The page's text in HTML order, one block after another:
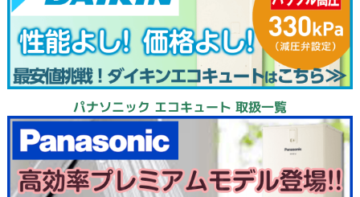
パナソニック エコキュート 取扱一覧